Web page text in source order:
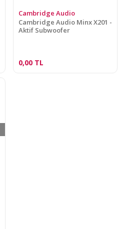
Cambridge Audio
Cambridge Audio Minx X201 -
Aktif Subwoofer
0,00 TL